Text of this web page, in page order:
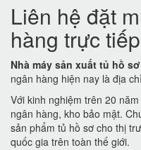
Liên hệ đặt
hàng trực
Nhà máy sản xuất tủ hồ
ngân hàng hiện nay là địa
Với kinh nghiệm trên 20
ngân hàng, kho bảo mật.
sản phẩm tủ hồ sơ cho thị
quốc gia trên toàn thế giới.